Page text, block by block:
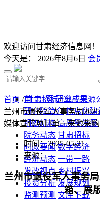
欢迎访问甘肃经济信息网！
今天是： 2026年8月6日 会
首 页 研究成果
研究院简介 信息化建
组织机构 高质量发展
院务动态 甘肃招标
时政要闻 数字经济
经济动态 一带一路
发改视点 乡村振兴
投资分析 发展规划
监测预测 文库下载
首页 /甘肃招标/单一来源
兰州市退役军人事务局
媒体宣传项目单一来源采
时间：2025-05-21
来源：
兰州市退役军人事务局
箱、展